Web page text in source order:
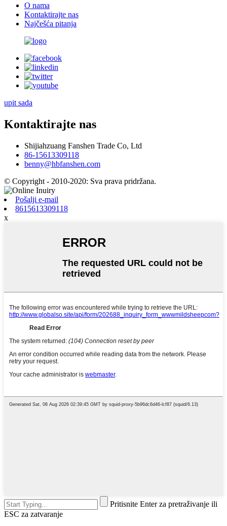
O nama
Kontaktirajte nas
Najčešća pitanja
upit sada
Kontaktirajte nas
Shijiahzuang Fanshen Trade Co, Ltd
86-15613309118
benny@hbfanshen.com
© Copyright - 2010-2020: Sva prava pridržana.
Pošalji e-mail
8615613309118
x
Pritisnite Enter za pretraživanje ili
ESC za zatvaranje